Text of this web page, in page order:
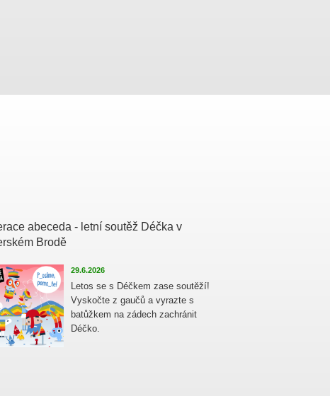
abeceda - letní soutěž Déčka v
Brodě
29.6.2026
Letos se s Déčkem zase soutěží!
Vyskočte z gaučů a vyrazte s
batůžkem na zádech zachránit
Déčko.